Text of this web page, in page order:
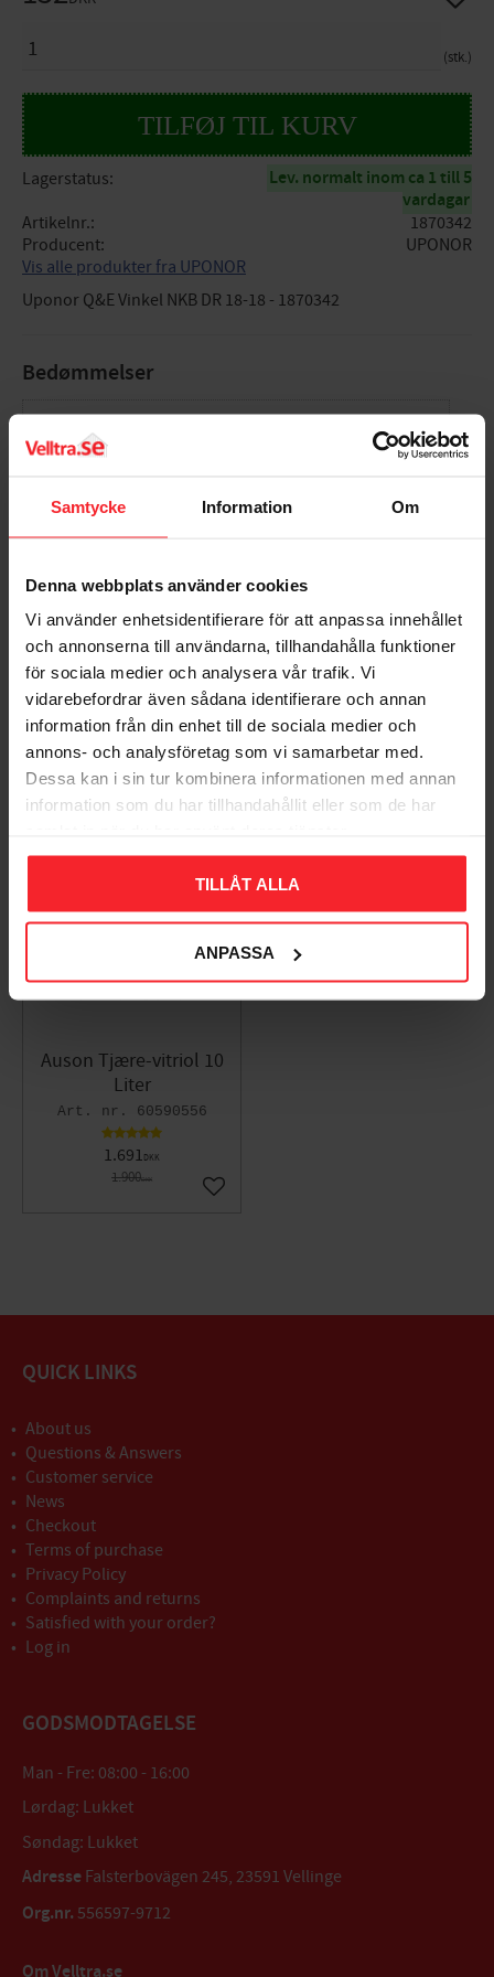
Samtycke Information Om
Denna webbplats använder cookies
Vi använder enhetsidentifierare för att anpassa innehållet
och annonserna till användarna, tillhandahålla funktioner
för sociala medier och analysera vår trafik. Vi
vidarebefordrar även sådana identifierare och annan
information från din enhet till de sociala medier och
annons- och analysföretag som vi samarbetar med.
Dessa kan i sin tur kombinera informationen med annan
information som du har tillhandahållit eller som de har
TILLÅT ALLA
ANPASSA
stk.
Lagerstatus
Lev. normalt inom ca 1 till 5
vardagar
Artikelnr.
1870342
Producent
UPONOR
Vis alle produkter fra UPONOR
Uponor Q&E Vinkel NKB DR 18-18 - 1870342
Bedømmelser
Bliv den første, der giver en bedømmelse.
Populära produkter
Auson Tjære-vitriol 10
Liter
60590556
1.691DKK
1.900DKK
Gem som favorit
QUICK LINKS
About us
Questions & Answers
Customer service
News
Checkout
Terms of purchase
Privacy Policy
Complaints and returns
Satisfied with your order?
Log in
GODSMODTAGELSE
Man - Fre: 08:00 - 16:00
Lørdag: Lukket
Søndag: Lukket
Adresse Falsterbovägen 245, 23591 Vellinge
Org.nr. 556597-9712
Om Velltra.se